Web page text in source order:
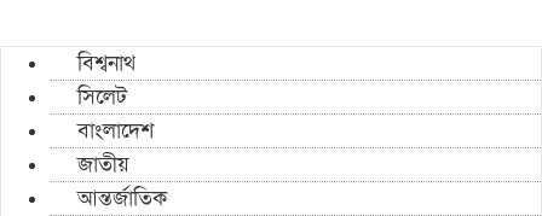
বিশ্বনাথ
সিলেট
বাংলাদেশ
জাতীয়
আন্তর্জাতিক